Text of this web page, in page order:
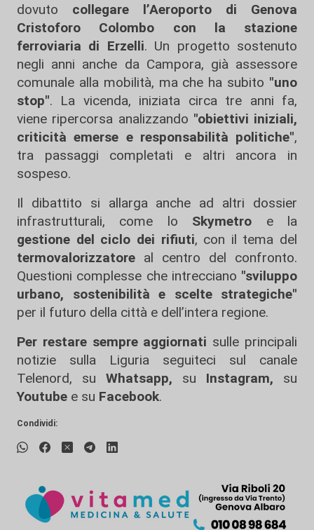
dovuto collegare l’Aeroporto di Genova
Cristoforo Colombo con la stazione
ferroviaria di Erzelli. Un progetto sostenuto
negli anni anche da Campora, già assessore
comunale alla mobilità, ma che ha subito "uno
stop". La vicenda, iniziata circa tre anni fa,
viene ripercorsa analizzando "obiettivi iniziali,
criticità emerse e responsabilità politiche",
tra passaggi completati e altri ancora in
sospeso.
Il dibattito si allarga anche ad altri dossier
infrastrutturali, come lo Skymetro e la
gestione del ciclo dei rifiuti, con il tema del
termovalorizzatore al centro del confronto.
Questioni complesse che intrecciano "sviluppo
urbano, sostenibilità e scelte strategiche"
per il futuro della città e dell’intera regione.
Per restare sempre aggiornati sulle principali
notizie sulla Liguria seguiteci sul canale
Telenord, su
Whatsapp, su Instagram, su
Youtube e su Facebook.
Condividi: